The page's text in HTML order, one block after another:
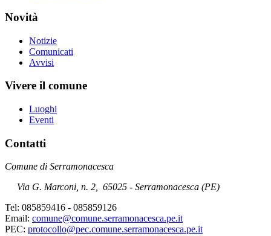
Novità
Notizie
Comunicati
Avvisi
Vivere il comune
Luoghi
Eventi
Contatti
Comune di Serramonacesca
Via G. Marconi, n. 2, 65025 - Serramonacesca (PE)
Tel: 085859416 - 085859126
Email: comune@comune.serramonacesca.pe.it
PEC: protocollo@pec.comune.serramonacesca.pe.it